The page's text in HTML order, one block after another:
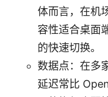
体而言，在机
容性适合桌面
的快速切换。
数据点：在多
延迟常比